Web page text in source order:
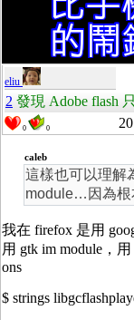
eliu
2 發現 Adobe flash
0 0
caleb
這樣也可以理解
module…因為
我在 firefox 是用
用 gtk im module，
ons
$ strings